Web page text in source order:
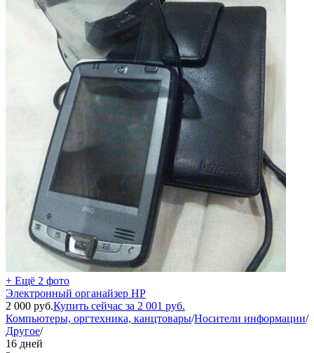
+ Ещё 2 фото
Электронный органайзер НР
2 000 руб.Купить сейчас за 2 001 руб.
Компьютеры, оргтехника, канцтовары/Носители информации/
Другое/
16 дней